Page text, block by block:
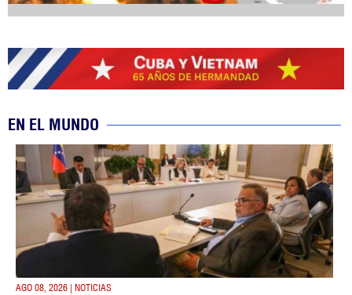
EN EL MUNDO
AGO 08, 2026 | NOTICIAS